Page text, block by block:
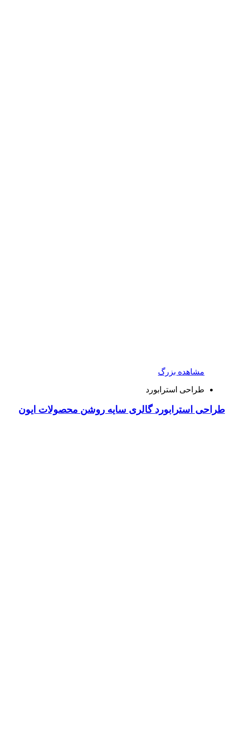
مشاهده بزرگ
طراحی استرابورد
طراحی استرابورد گالری سایه روشن محصولات ایون